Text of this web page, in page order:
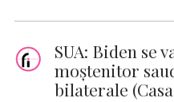
SUA: Biden se
moştenitor
bilaterale